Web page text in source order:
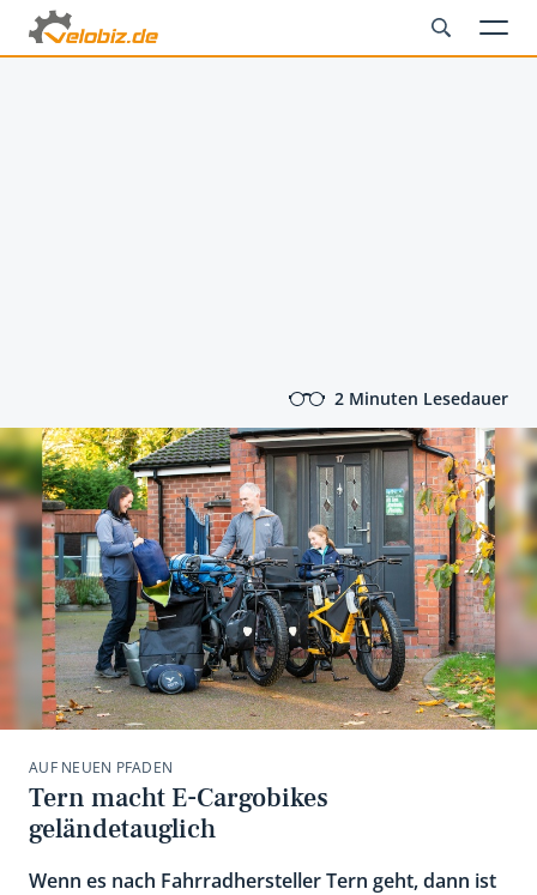
2 Minuten Lesedauer
AUF NEUEN PFADEN
Tern macht E-Cargobikes
geländetauglich
Wenn es nach Fahrradhersteller Tern geht, dann ist